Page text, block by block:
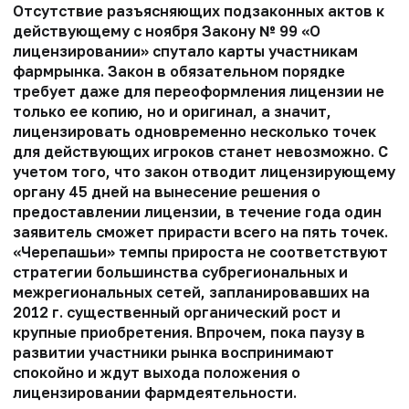
Отсутствие разъясняющих подзаконных актов к
действующему с ноября Закону № 99 «О
лицензировании» спутало карты участникам
фармрынка. Закон в обязательном порядке
требует даже для переоформления лицензии не
только ее копию, но и оригинал, а значит,
лицензировать одновременно несколько точек
для действующих игроков станет невозможно. С
учетом того, что закон отводит лицензирующему
органу 45 дней на вынесение решения о
предоставлении лицензии, в течение года один
заявитель сможет прирасти всего на пять точек.
«Черепашьи» темпы прироста не соответствуют
стратегии большинства субрегиональных и
межрегиональных сетей, запланировавших на
2012 г. существенный органический рост и
крупные приобретения. Впрочем, пока паузу в
развитии участники рынка воспринимают
спокойно и ждут выхода положения о
лицензировании фармдеятельности.